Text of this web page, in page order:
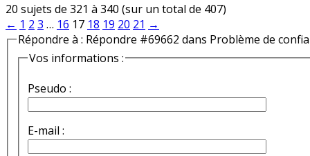
20 sujets de 321 à 340 (sur un total de 407)
← 1 2 3 … 16 17 18 19 20 21 →
Répondre à : Répondre #69662 dans Problème de
Vos informations :
Pseudo :
E-mail :